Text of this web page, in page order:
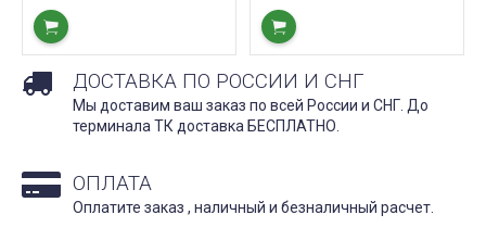
ДОСТАВКА ПО РОССИИ И СНГ
Мы доставим ваш заказ по всей России и СНГ. До
терминала ТК доставка БЕСПЛАТНО.
ОПЛАТА
Оплатите заказ , наличный и безналичный расчет.